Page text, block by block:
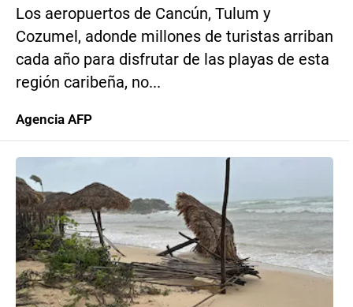
Los aeropuertos de Cancún, Tulum y
Cozumel, adonde millones de turistas arriban
cada año para disfrutar de las playas de esta
región caribeña, no...
Agencia AFP